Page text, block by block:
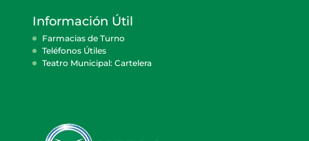
Información Útil
Farmacias de Turno
Teléfonos Útiles
Teatro Municipal: Cartelera